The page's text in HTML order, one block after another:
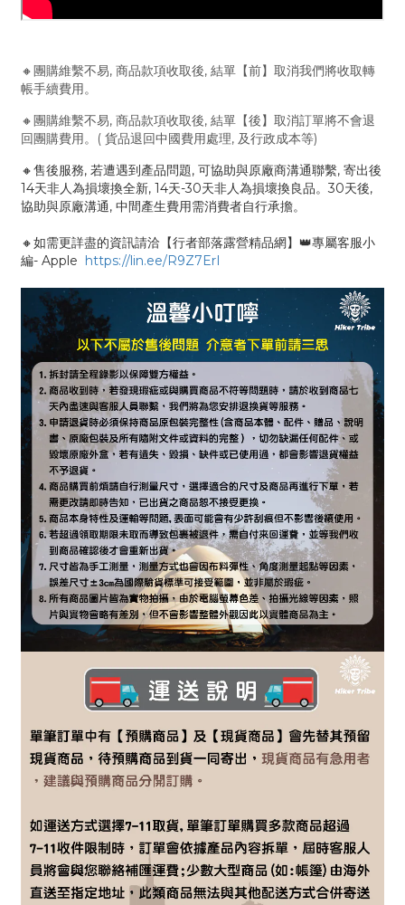
🔸團購維繫不易, 商品款項收取後, 結單【前】取消我們將收取轉
帳手續費用。
🔸團購維繫不易, 商品款項收取後, 結單【後】取消訂單將不會退
回團購費用。( 貨品退回中國費用處理, 及行政成本等)
🔸售後服務, 若遭遇到產品問題, 可協助與原廠商溝通聯繫, 寄出後
14天非人為損壞換全新, 14天-30天非人為損壞換良品。30天後,
協助與原廠溝通, 中間產生費用需消費者自行承擔。
🔸如需更詳盡的資訊請洽【行者部落露營精品網】👑專屬客服小
編- Apple https://lin.ee/R9Z7ErI